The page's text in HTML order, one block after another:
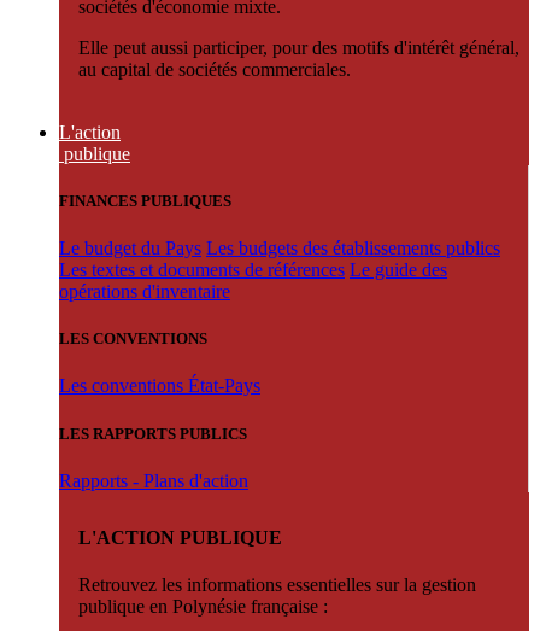
sociétés d'économie mixte.
Elle peut aussi participer, pour des motifs d'intérêt général,
au capital de sociétés commerciales.
L'action
publique
FINANCES PUBLIQUES
Le budget du Pays Les budgets des établissements publics
Les textes et documents de références Le guide des
opérations d'inventaire
LES CONVENTIONS
Les conventions État-Pays
LES RAPPORTS PUBLICS
Rapports - Plans d'action
L'ACTION PUBLIQUE
Retrouvez les informations essentielles sur la gestion
publique en Polynésie française :